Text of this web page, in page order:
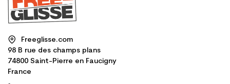
Freeglisse.com
98 B rue des champs plans
74800 Saint-Pierre en Faucigny
France